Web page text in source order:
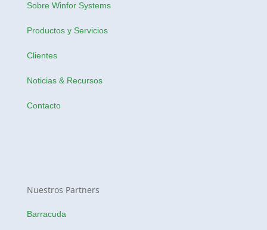
Sobre Winfor Systems
Productos y Servicios
Clientes
Noticias & Recursos
Contacto
Nuestros Partners
Barracuda